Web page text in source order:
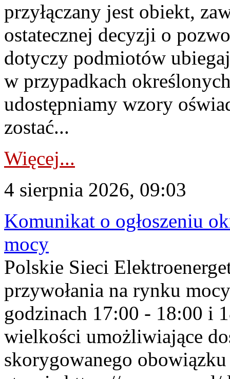
przyłączany jest obiekt,
ostatecznej decyzji o
dotyczy podmiotów
w przypadkach
udostępniamy wzory
zostać...
Więcej...
4 sierpnia 2026, 09:03
Komunikat o ogłoszeniu
mocy
Polskie Sieci
przywołania na rynku
godzinach 17:00 - 18:00 i
wielkości umożliwiające
skorygowanego